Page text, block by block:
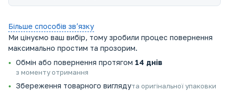
Більше способів звʼязку
Ми цінуємо ваш вибір, тому зробили процес повернення
максимально простим та прозорим.
Обмін або повернення протягом 14 днів
з моменту отримання
Збереження товарного виглядута оригінальної упаковки